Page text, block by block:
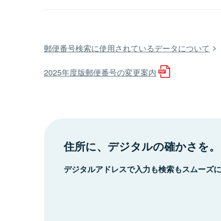
郵便番号検索に使用されているデータについて
2025年度版郵便番号の変更案内
住所に、デジタルの確かさを。
デジタルアドレスで入力も検索もスムーズ